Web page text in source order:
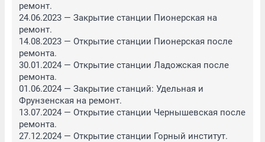
ремонт.
24.06.2023 — Закрытие станции Пионерская на
ремонт.
14.08.2023 — Открытие станции Пионерская после
ремонта.
30.01.2024 — Открытие станции Ладожская после
ремонта.
01.06.2024 — Закрытие станций: Удельная и
Фрунзенская на ремонт.
13.07.2024 — Открытие станции Чернышевская после
ремонта.
27.12.2024 — Открытие станции Горный институт.